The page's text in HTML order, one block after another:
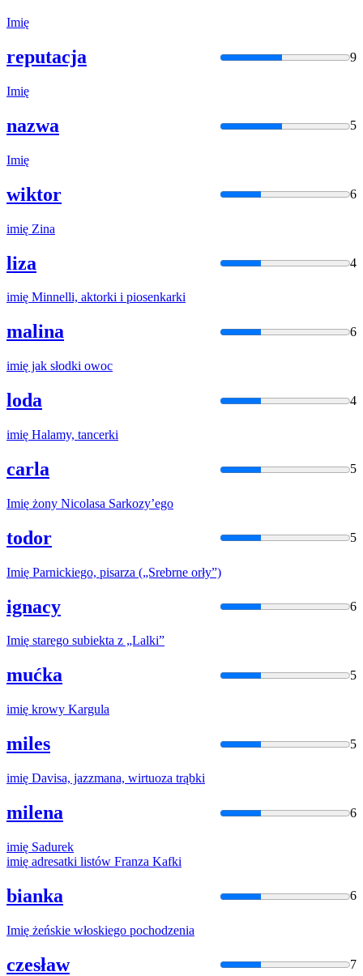
Imię
reputacja 9
Imię
nazwa 5
Imię
wiktor 6
imię Zina
liza 4
imię Minnelli, aktorki i piosenkarki
malina 6
imię jak słodki owoc
loda 4
imię Halamy, tancerki
carla 5
Imię żony Nicolasa Sarkozy’ego
todor 5
Imię Parnickiego, pisarza („Srebrne orły”)
ignacy 6
Imię starego subiekta z „Lalki”
mućka 5
imię krowy Kargula
miles 5
imię Davisa, jazzmana, wirtuoza trąbki
milena 6
imię Sadurek
imię adresatki listów Franza Kafki
bianka 6
Imię żeńskie włoskiego pochodzenia
czesław 7